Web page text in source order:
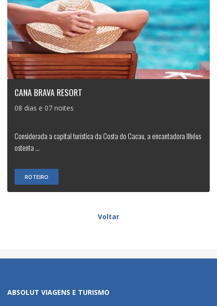
CANA BRAVA RESORT
08 dias e 07 noites
Considerada a capital turística da Costa do Cacau, a encantadora Ilhéus
ostenta ...
ROTEIRO
Voltar
ABSOLUT VIAGENS E TURISMO